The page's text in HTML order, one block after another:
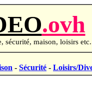
.ovh
sécurité, maison, loisirs etc.
- Sécurité - Loisirs/